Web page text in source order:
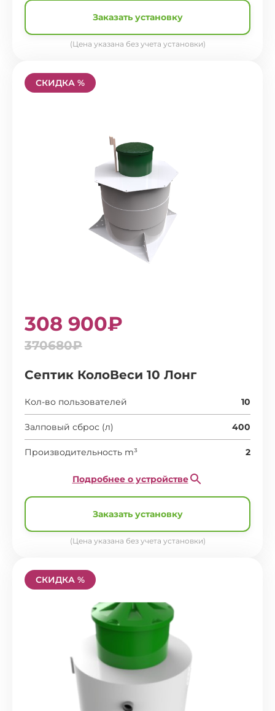
Заказать установку
(Цена указана без учета установки)
СКИДКА %
308 900₽
370680₽
Септик КолоВеси 10 Лонг
Кол-во пользователей 10
Залповый сброс (л) 400
Производительность m³ 2
Подробнее о устройстве
Заказать установку
(Цена указана без учета установки)
СКИДКА %